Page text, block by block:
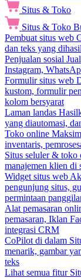
Situs & Toko
Situs & Toko
Pembuat situs web
dan teks yang
Penjualan sosial
Instagram,
Formulir situs web
kustom, formulir
kolom bersyarat
Laman landas
yang diautomasi,
Toko online
inventaris,
Situs seluler & toko
manajemen klien di
Widget situs web
pengunjung situs,
permintaan
Alat pemasaran
pemasaran, Iklan
integrasi CRM
CoPilot di dalam
menarik, gambar
teks
Lihat semua fitur